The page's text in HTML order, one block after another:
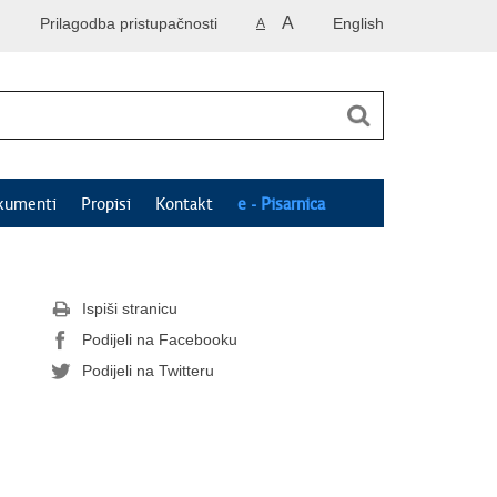
English
A A
Prilagodba pristupačnosti
Propisi Kontakt e - Pisarnica
Ispiši stranicu
Podijeli na Facebooku
Podijeli na Twitteru